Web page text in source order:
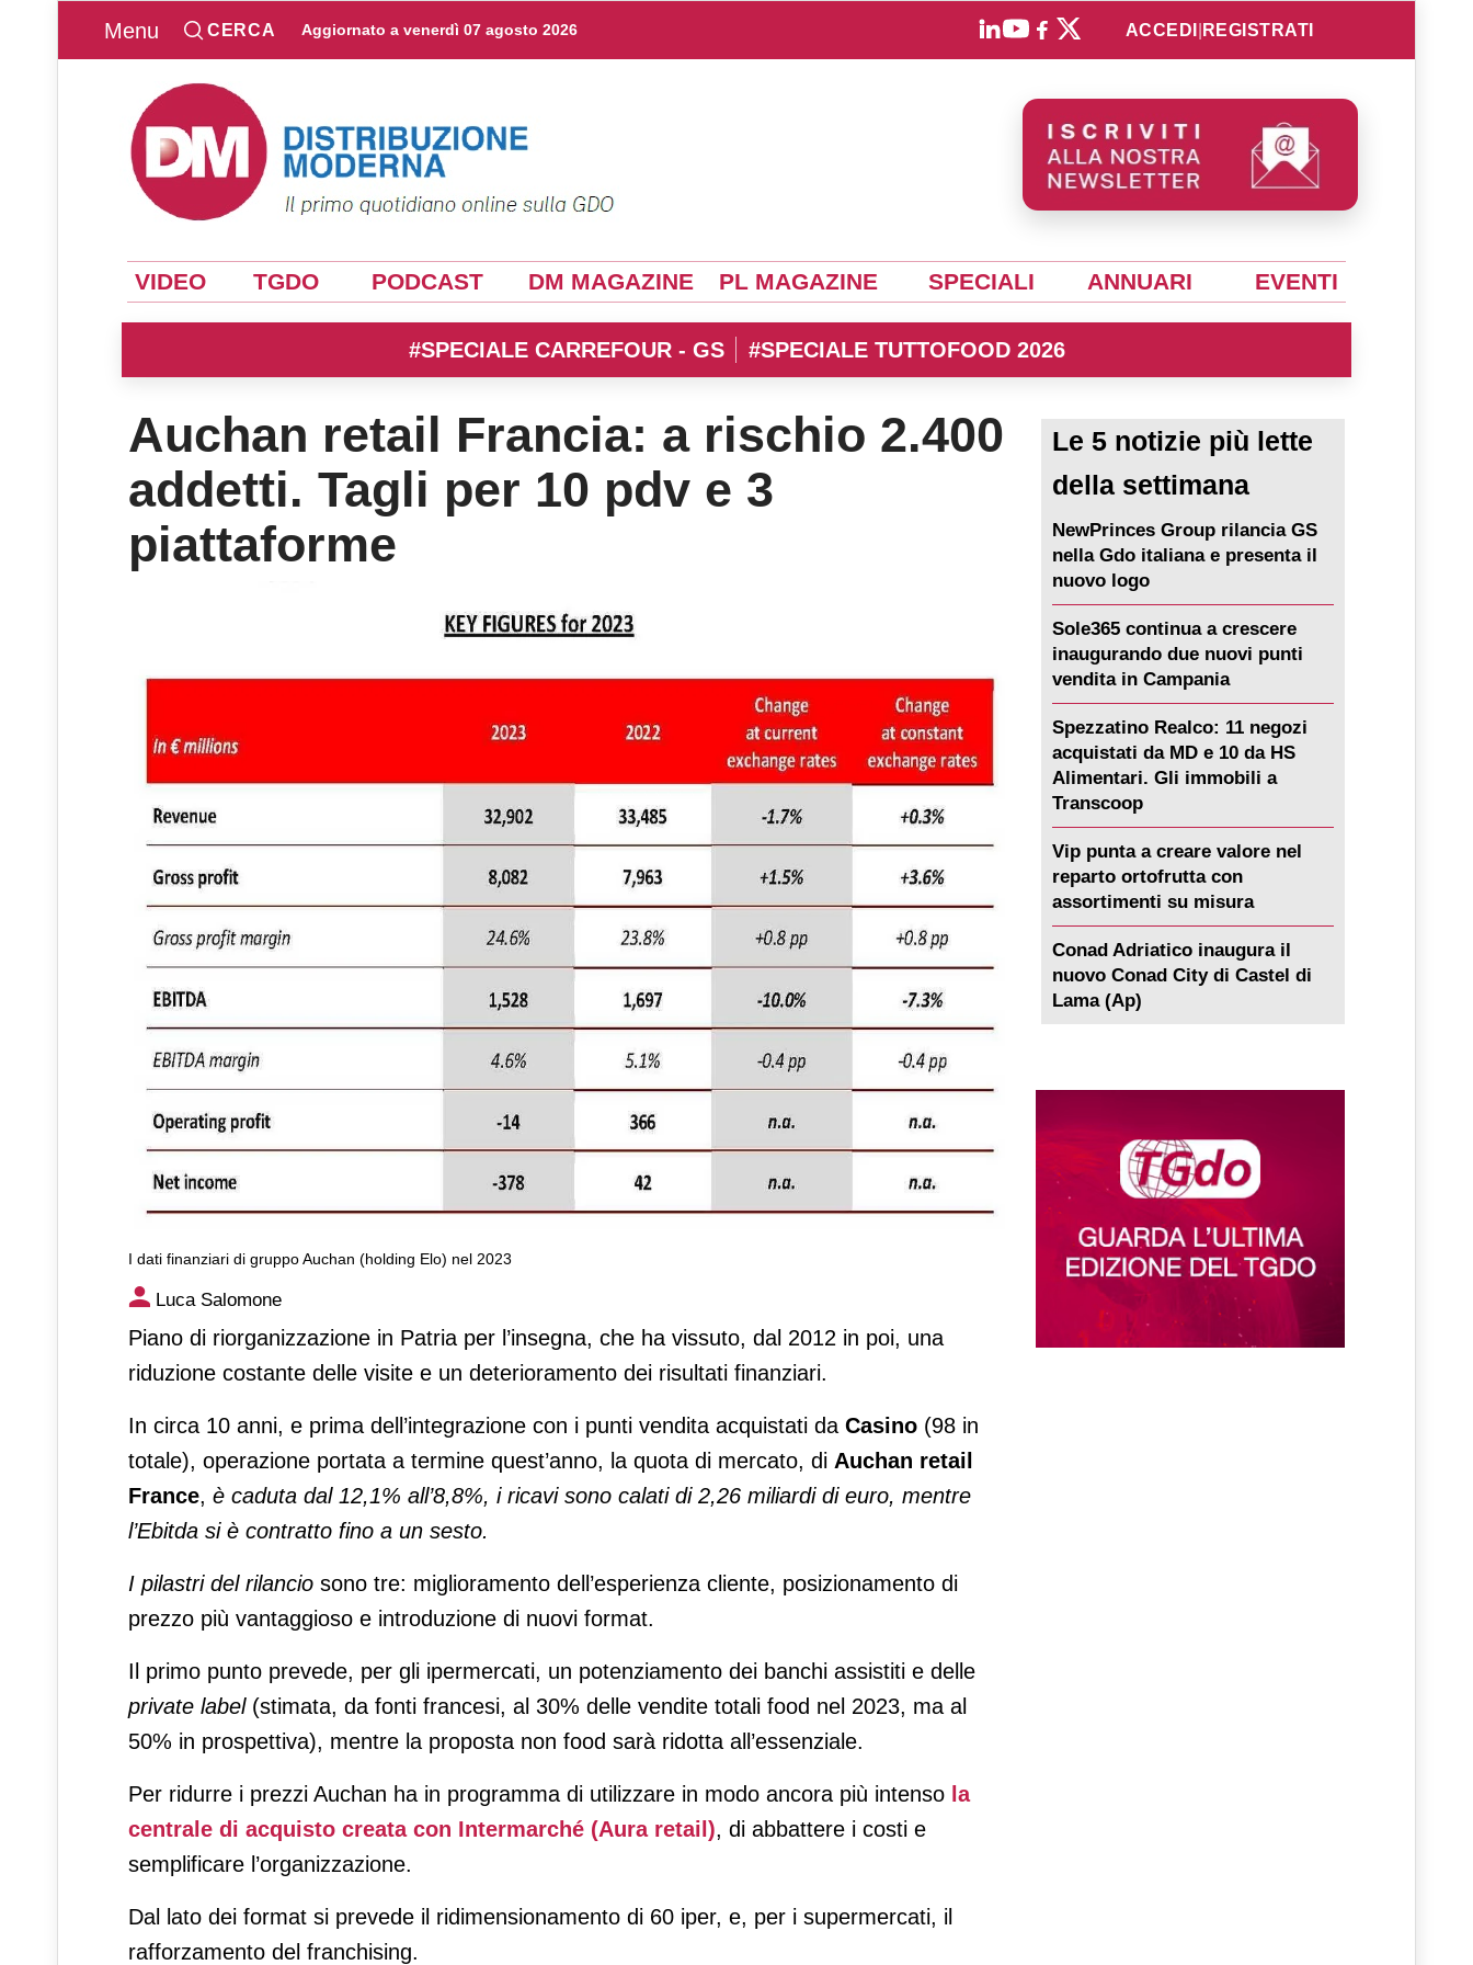
Menu CERCA Aggiornato a venerdì 07 agosto 2026 ACCEDI REGISTRATI
VIDEO TGDO PODCAST DM MAGAZINE PL MAGAZINE SPECIALI ANNUARI EVENTI
#SPECIALE CARREFOUR - GS #SPECIALE TUTTOFOOD 2026
Auchan retail Francia: a rischio 2.400
addetti. Tagli per 10 pdv e 3
piattaforme
I dati finanziari di gruppo Auchan (holding Elo) nel 2023
Auchan retail Francia: a rischio 2.400 addetti. Tagli per 10 pdv e 3
piattaforme
Luca Salomone
Piano di riorganizzazione in Patria per l’insegna, che ha vissuto, dal 2012 in poi, una
riduzione costante delle visite e un deterioramento dei risultati finanziari.
In circa 10 anni, e prima dell’integrazione con i punti vendita acquistati da Casino (98 in
totale), operazione portata a termine quest’anno, la quota di mercato, di Auchan retail
France, è caduta dal 12,1% all’8,8%, i ricavi sono calati di 2,26 miliardi di euro, mentre
l’Ebitda si è contratto fino a un sesto.
I pilastri del rilancio sono tre: miglioramento dell’esperienza cliente, posizionamento di
prezzo più vantaggioso e introduzione di nuovi format.
Il primo punto prevede, per gli ipermercati, un potenziamento dei banchi assistiti e delle
private label(stimata, da fonti francesi, al 30% delle vendite totali food nel 2023, ma al
50% in prospettiva), mentre la proposta non food sarà ridotta all’essenziale.
Per ridurre i prezzi Auchan ha in programma di utilizzare in modo ancora più intenso la
centrale di acquisto creata con Intermarché (Aura retail), di abbattere i costi e
semplificare l’organizzazione.
Dal lato dei format si prevede il ridimensionamento di 60 iper, e, per i supermercati, il
rafforzamento del franchising.
Le 5 notizie più lette
della settimana
NewPrinces Group rilancia GS
nella Gdo italiana e presenta il
nuovo logo
Sole365 continua a crescere
inaugurando due nuovi punti
vendita in Campania
Spezzatino Realco: 11 negozi
acquistati da MD e 10 da HS
Alimentari. Gli immobili a
Transcoop
Vip punta a creare valore nel
reparto ortofrutta con
assortimenti su misura
Conad Adriatico inaugura il
nuovo Conad City di Castel di
Lama (Ap)